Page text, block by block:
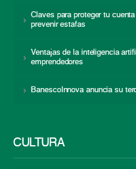
Claves para proteger tu
prevenir estafas
Ventajas de la inteligencia
emprendedores
BanescoInnova anuncia su
CULTURA